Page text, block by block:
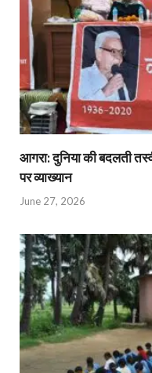
आगरा: दुनिया की बदलती
पर व्याख्यान
June 27, 2026